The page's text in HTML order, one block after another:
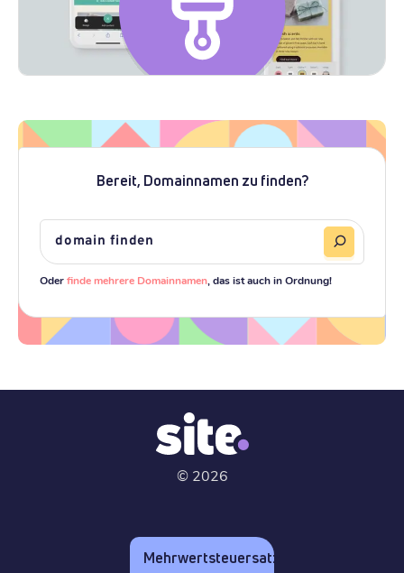
Bereit, Domainnamen zu finden?
Oderfinde mehrere Domainnamen , das ist auch in Ordnung!
© 2026
Mehrwertsteuersatz